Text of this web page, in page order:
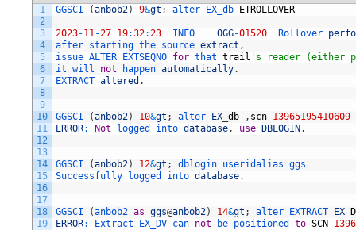
1
2
3
4
5
6
7
8
9
10
11
12
13
14
15
16
17
18
19
GGSCI (anbob2) 9&gt ; alter EX_db ETROLLOVER
2023-11-27 19:32:23 INFO OGG-01520 Rollover
after starting the source extract ,
issue ALTER EXTSEQNO for that trail 's reader (either
it will not happen automatically.
EXTRACT altered .
GGSCI (anbob2) 10&gt ; alter EX db , scn 13965195410609
ERROR: Not logged into database, use DBLOGIN .
GGSCI (anbob2) 12&gt ; dblogin useridalias ggs
Successfully
logged into database.
GGSCI (anbob2 as ggs@anbob2) 14&gt ; alter EXTRACT EX
ERROR: Extract EX_DV can not be positioned to SCN